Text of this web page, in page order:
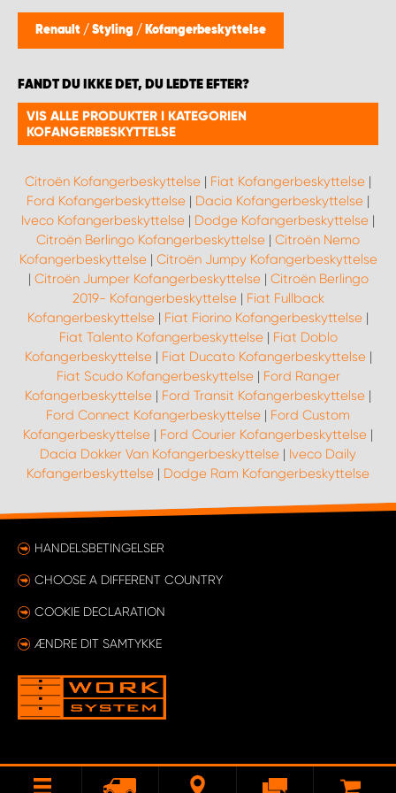
Renault / Styling / Kofangerbeskyttelse
FANDT DU IKKE DET, DU LEDTE EFTER?
VIS ALLE PRODUKTER I KATEGORIEN
KOFANGERBESKYTTELSE
Citroën Kofangerbeskyttelse | Fiat Kofangerbeskyttelse |
Ford Kofangerbeskyttelse | Dacia Kofangerbeskyttelse |
Iveco Kofangerbeskyttelse | Dodge Kofangerbeskyttelse |
Citroën Berlingo Kofangerbeskyttelse | Citroën Nemo
Kofangerbeskyttelse| Citroën Jumpy Kofangerbeskyttelse
| Citroën Jumper Kofangerbeskyttelse| Citroën Berlingo
2019- Kofangerbeskyttelse| Fiat Fullback
Kofangerbeskyttelse | Fiat Fiorino Kofangerbeskyttelse |
Fiat Talento Kofangerbeskyttelse| Fiat Doblo
Kofangerbeskyttelse| Fiat Ducato Kofangerbeskyttelse|
Fiat Scudo Kofangerbeskyttelse| Ford Ranger
Kofangerbeskyttelse | Ford Transit Kofangerbeskyttelse |
Ford Connect Kofangerbeskyttelse | Ford Custom
Kofangerbeskyttelse | Ford Courier Kofangerbeskyttelse |
Dacia Dokker Van Kofangerbeskyttelse | Iveco Daily
Kofangerbeskyttelse | Dodge Ram Kofangerbeskyttelse
HANDELSBETINGELSER
CHOOSE A DIFFERENT COUNTRY
COOKIE DECLARATION
ÆNDRE DIT SAMTYKKE